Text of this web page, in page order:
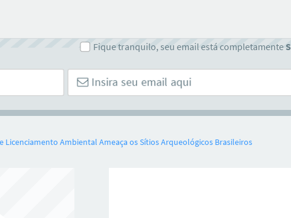
Fique tranquilo, seu email está completamente
Licenciamento Ambiental Ameaça os Sítios Arqueológicos Brasileiros